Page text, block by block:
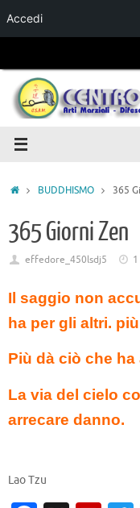
Accedi
Salta al
BUDDHISMO 365
365 Giorni Zen
effedore_450lsdj5
Il saggio non
ha per gli altri.
Più dà ciò che
La via del cielo
arrecare danno.
Lao Tzu